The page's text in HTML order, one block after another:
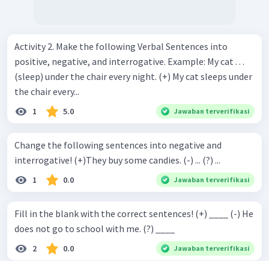
Activity 2. Make the following Verbal Sentences into
positive, negative, and interrogative. Example: My cat . . .
(sleep) under the chair every night. (+) My cat sleeps under
the chair every...
1 5.0 Jawaban terverifikasi
Change the following sentences into negative and
interrogative! (+)They buy some candies. (-) ... (?) ...
1 0.0 Jawaban terverifikasi
Fill in the blank with the correct sentences! (+) ____ (-) He
does not go to school with me. (?) ____
2 0.0 Jawaban terverifikasi